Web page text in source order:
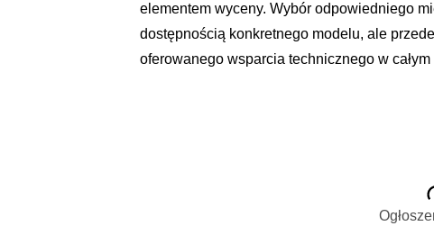
elementem wyceny. Wybór odpowiedniego
dostępnością konkretnego modelu, ale
oferowanego wsparcia technicznego w